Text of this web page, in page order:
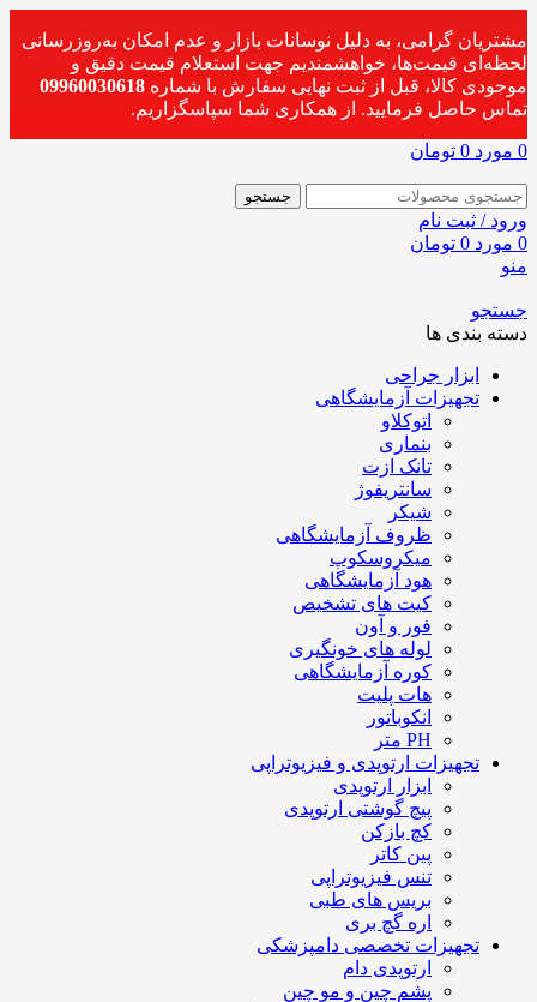
مشتریان گرامی، به دلیل نوسانات بازار و عدم امکان به‌روزرسانی
لحظه‌ای قیمت‌ها، خواهشمندیم جهت استعلام قیمت دقیق و
موجودی کالا، قبل از ثبت نهایی سفارش با شماره 09960030618
تماس حاصل فرمایید. از همکاری شما سپاسگزاریم.
0 مورد 0 تومان
جستجو
ورود / ثبت نام
0 مورد 0 تومان
منو
جستجو
دسته بندی ها
ابزار جراحی
تجهیزات آزمایشگاهی
اتوکلاو
بنماری
تانک ازت
سانتریفوژ
شیکر
ظروف آزمایشگاهی
میکروسکوپ
هود آزمایشگاهی
کیت های تشخیص
فور و آون
لوله های خونگیری
کوره آزمایشگاهی
هات پلیت
انکوباتور
PH متر
تجهیزات ارتوپدی و فیزیوتراپی
ابزار ارتوپدی
پیچ گوشتی ارتوپدی
کچ بازکن
پین کاتر
تنس فیزیوتراپی
بریس های طبی
اره گچ بری
تجهیزات تخصصی دامپزشکی
ارتوپدی دام
پشم چین و مو چین